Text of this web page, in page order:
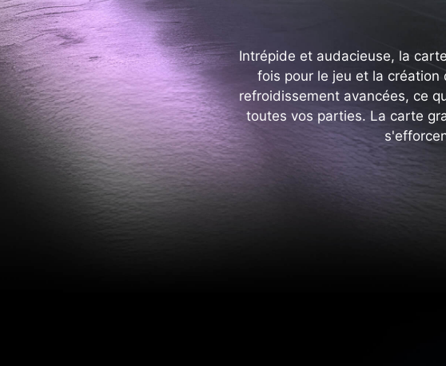
Intrépide et audacieuse, la
fois pour le jeu et la création
refroidissement avancées, ce
toutes vos parties. La carte